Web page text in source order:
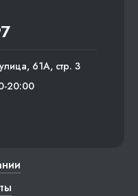
61А, стр. 3
20:00